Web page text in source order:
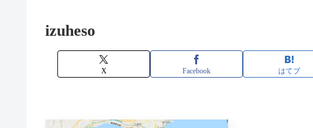
izuheso
X Facebook はてブ